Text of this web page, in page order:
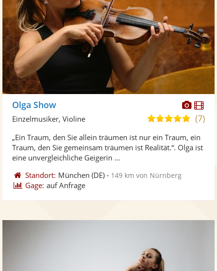
Fotos
Olga Show
5,0
5
(7)
Einzelmusiker, Violine
„Ein Traum, den Sie allein träumen ist nur ein Traum, ein
Traum, den Sie gemeinsam träumen ist Realität.“. Olga ist
eine unvergleichliche Geigerin ...
Standort: München (DE) - 149 km von Nürnberg
Gage: auf Anfrage